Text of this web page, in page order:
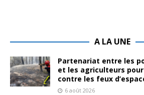
A LA UNE
Partenariat entre les
et les agriculteurs
contre les feux
6 août 2026